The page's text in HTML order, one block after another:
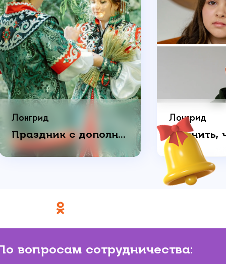
Лонгрид
Праздник с дополнительным смыслом: как пара отметила годовщину свадьбы
Лонгрид
вопросам сотрудничества:
3000